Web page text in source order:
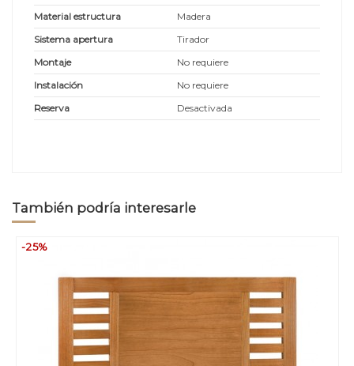
Material estructura
Madera
Sistema apertura
Tirador
Montaje
No requiere
Instalación
No requiere
Reserva
Desactivada
También podría interesarle
-25%